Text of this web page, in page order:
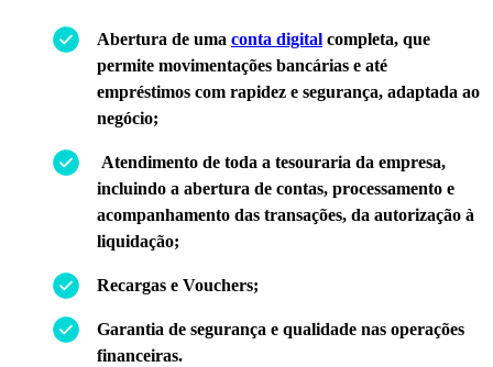
Abertura de uma conta digital completa, que
permite movimentações bancárias e até
empréstimos com rapidez e segurança, adaptada ao
negócio;
Atendimento de toda a tesouraria da empresa,
incluindo a abertura de contas, processamento e
acompanhamento das transações, da autorização à
liquidação;
Recargas e Vouchers;
Garantia de segurança e qualidade nas operações
financeiras.